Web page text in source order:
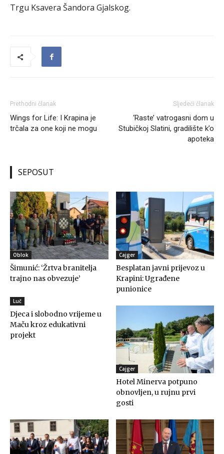
Trgu Ksavera Šandora Gjalskog.
Prethodni članak
Wings for Life: I Krapina je
trčala za one koji ne mogu
Sljedeći članak
‘Raste’ vatrogasni dom u
Stubičkoj Slatini, gradilište k’o
apoteka
SEPOSUT
Oblok
Šimunić: ‘Žrtva branitelja
trajno nas obvezuje’
Cajger
Besplatan javni prijevoz u
Krapini: Ugrađene
punionice
Luč
Djeca i slobodno vrijeme u
Maču kroz edukativni
projekt
Cajger
Hotel Minerva potpuno
obnovljen, u rujnu prvi
gosti